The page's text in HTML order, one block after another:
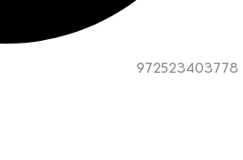
972523403778